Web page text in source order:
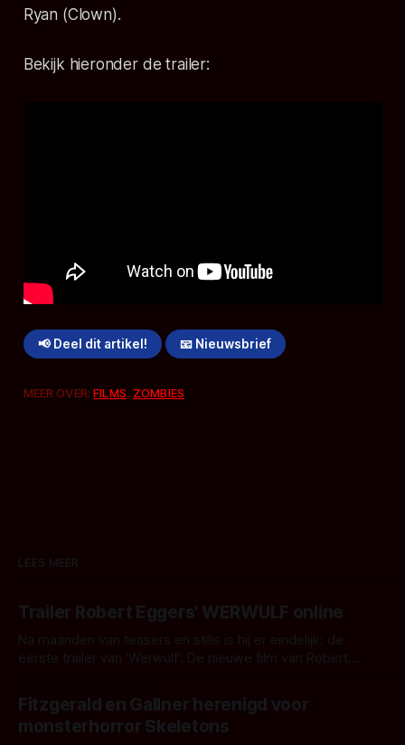
Ryan (Clown).
Bekijk hieronder de trailer:
📢 Deel dit artikel! 📧 Nieuwsbrief
MEER OVER:FILMS, ZOMBIES
LEES MEER
Trailer Robert Eggers' WERWULF online
Na maanden van teasers en stills is hij er eindelijk: de
eerste trailer van 'Werwulf'. De nieuwe film van Robert
kille stijl vol folklore en mythe. Het topic deze keer is (kon
het het al raden?)... de weerwolf. Kijk je mee?
Fitzgerald en Gallner herenigd voor
monsterhorror Skeletons